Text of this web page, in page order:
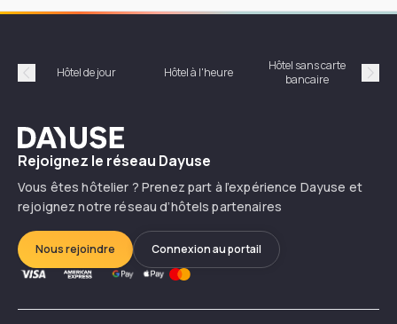
Précédent
Hôtel de jour Hôtel à l'heure
Hôtel sans carte
bancaire
Dayuse
Rejoignez le réseau Dayuse
Vous êtes hôtelier ? Prenez part à l’expérience Dayuse et
rejoignez notre réseau d’hôtels partenaires
Nous rejoindre Connexion au portail